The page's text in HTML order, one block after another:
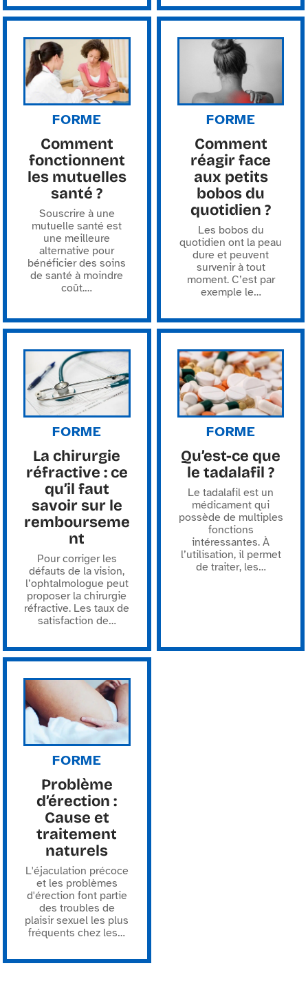
FORME
Comment
fonctionnent
les mutuelles
santé ?
Souscrire à une
mutuelle santé est
une meilleure
alternative pour
bénéficier des soins
de santé à moindre
coût.…
FORME
Comment
réagir face
aux petits
bobos du
quotidien ?
Les bobos du
quotidien ont la peau
dure et peuvent
survenir à tout
moment. C’est par
exemple le…
FORME
La chirurgie
réfractive : ce
qu’il faut
savoir sur le
rembourseme
nt
Pour corriger les
défauts de la vision,
l’ophtalmologue peut
proposer la chirurgie
réfractive. Les taux de
satisfaction de…
FORME
Qu’est-ce que
le tadalafil ?
Le tadalafil est un
médicament qui
possède de multiples
fonctions
intéressantes. À
l’utilisation, il permet
de traiter, les…
FORME
Problème
d’érection :
Cause et
traitement
naturels
L'éjaculation précoce
et les problèmes
d'érection font partie
des troubles de
plaisir sexuel les plus
fréquents chez les…